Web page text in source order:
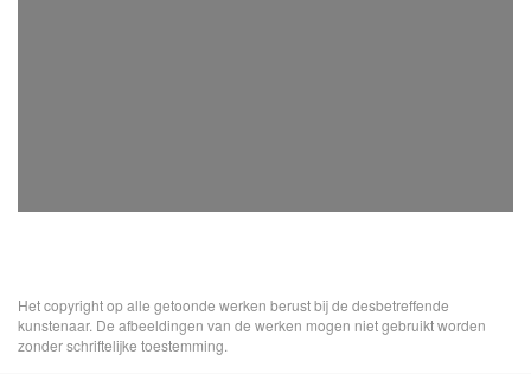
Het copyright op alle getoonde werken berust bij de desbetreffende
kunstenaar. De afbeeldingen van de werken mogen niet gebruikt worden
zonder schriftelijke toestemming.